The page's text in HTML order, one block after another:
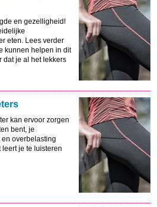
en gezelligheid!
eten. Lees verder
kunnen helpen in dit
dat je al het lekkers
kan ervoor zorgen
bent, je
overbelasting
je te luisteren